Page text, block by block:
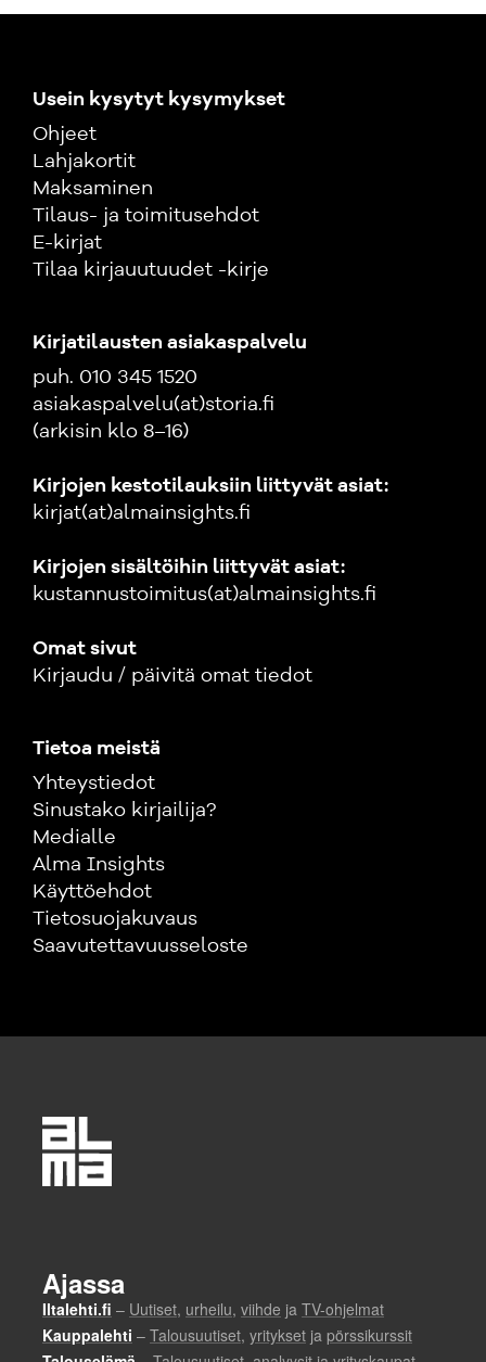
Usein kysytyt kysymykset
Ohjeet
Lahjakortit
Maksaminen
Tilaus- ja toimitusehdot
E-kirjat
Tilaa kirjauutuudet -kirje
Kirjatilausten asiakaspalvelu
puh. 010 345 1520
asiakaspalvelu(at)storia.fi
(arkisin klo 8–16)
Kirjojen kestotilauksiin liittyvät asiat:
kirjat(at)almainsights.fi
Kirjojen sisältöihin liittyvät asiat:
kustannustoimitus(at)almainsights.fi
Omat sivut
Kirjaudu / päivitä omat tiedot
Tietoa meistä
Yhteystiedot
Sinustako kirjailija?
Medialle
Alma Insights
Käyttöehdot
Tietosuojakuvaus
Saavutettavuusseloste